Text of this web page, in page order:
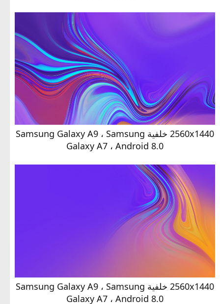
2560x1440 خلفية Samsung Galaxy A9 ، Samsung
Galaxy A7 ، Android 8.0
2560x1440 خلفية Samsung Galaxy A9 ، Samsung
Galaxy A7 ، Android 8.0